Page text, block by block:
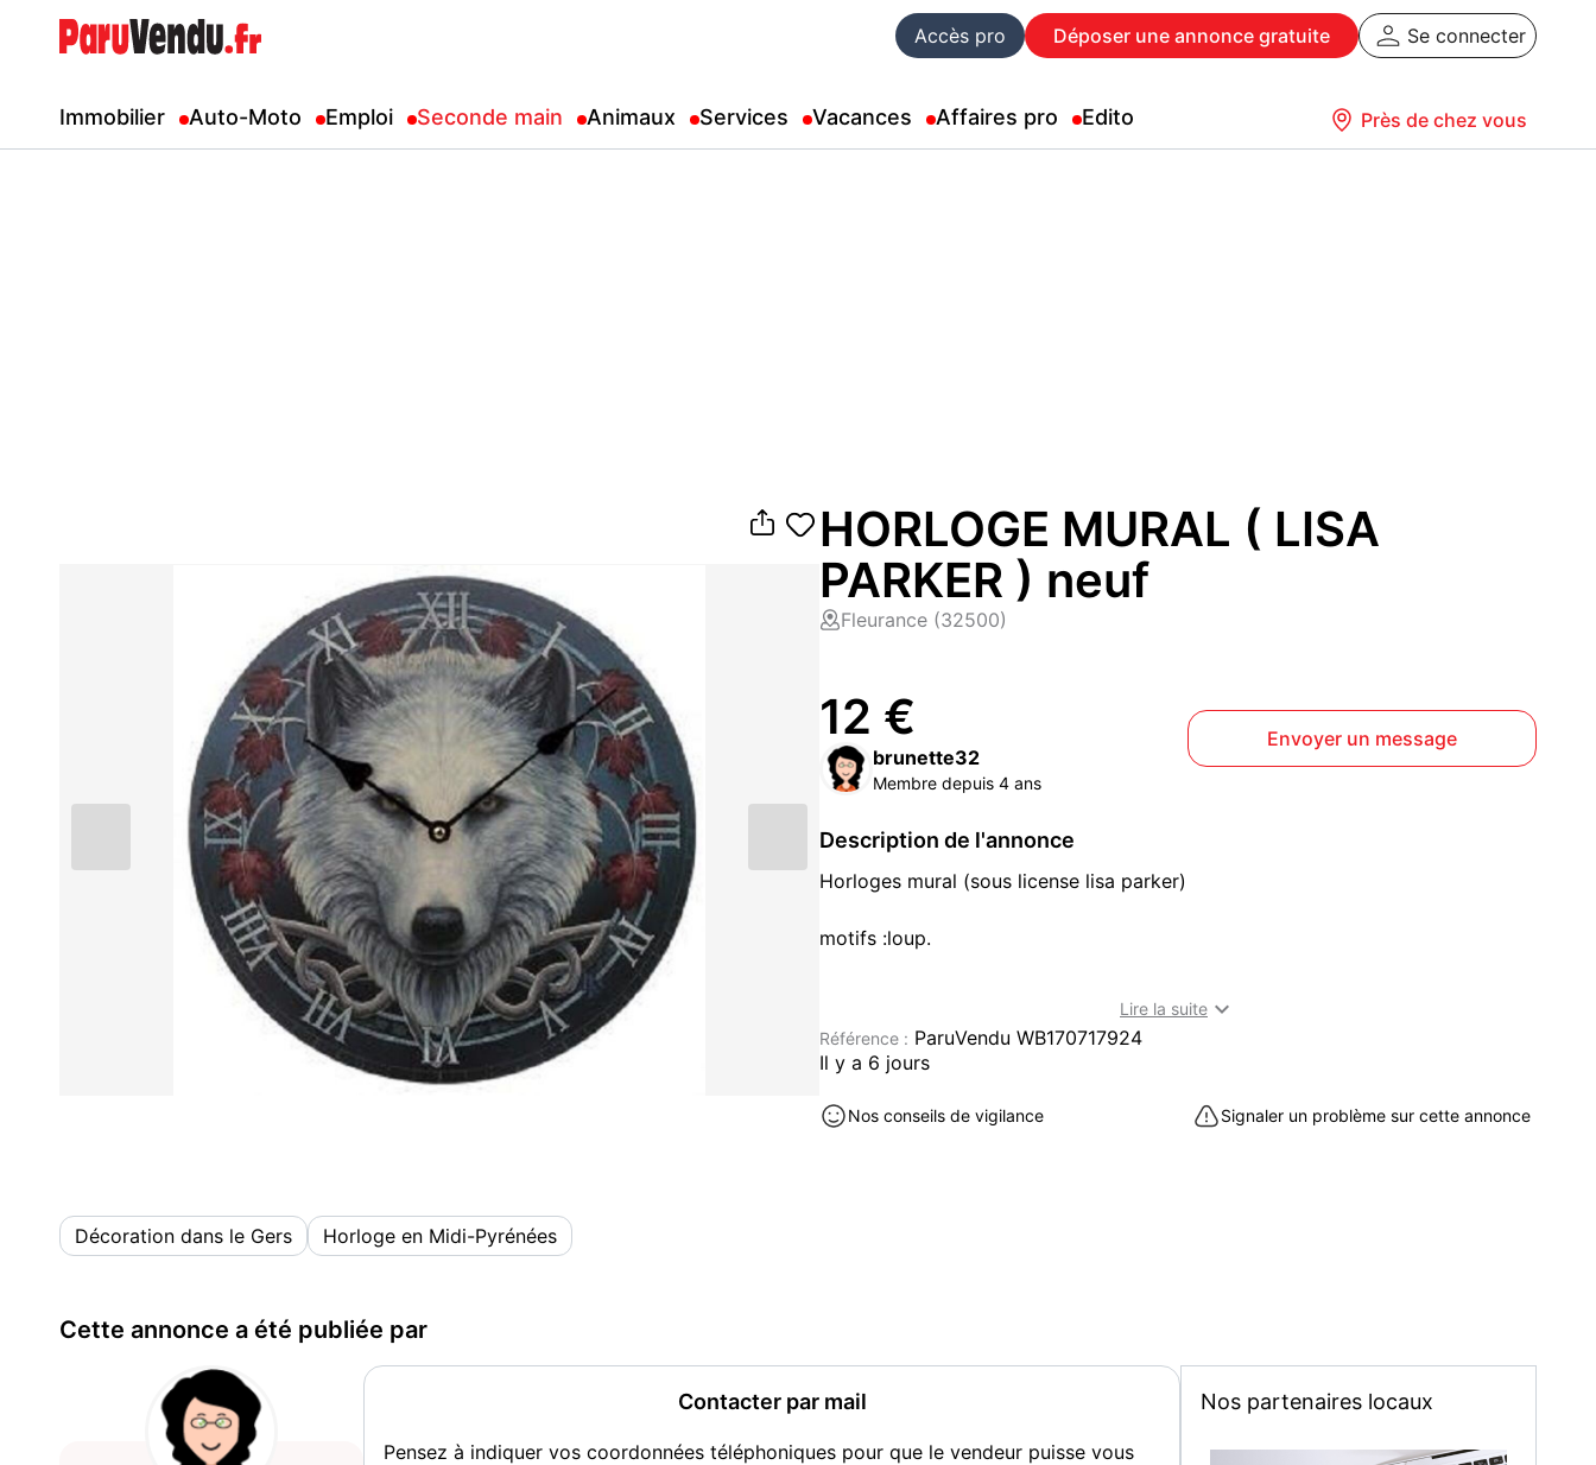
Accès pro Déposer une annonce gratuite Se connecter
Immobilier Auto-Moto Emploi Seconde main Animaux Services Vacances Affaires pro Edito Près de chez vous
HORLOGE MURAL ( LISA
PARKER ) neuf
Fleurance (32500)
12 €
brunette32
Membre depuis 4 ans
Envoyer un message
Description de l'annonce
Horloges mural (sous license lisa parker)
motifs :loup.
dimension : H 30 CM L 30 CM P 2.5 CM
PILE : AA NON INCLUSE
Lire la suite 
Référence : ParuVendu WB170717924
Il y a 6 jours
Nos conseils de vigilance Signaler un problème sur cette annonce
Décoration dans le Gers Horloge en Midi-Pyrénées
Cette annonce a été publiée par
Contacter par mail
Pensez à indiquer vos coordonnées téléphoniques pour que le vendeur puisse vous
Nos partenaires locaux